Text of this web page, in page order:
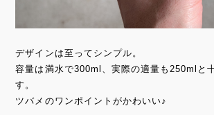
デザインは至ってシンプル。
容量は満水で300ml、実際の適量も250mlと
す。
ツバメのワンポイントがかわいい♪